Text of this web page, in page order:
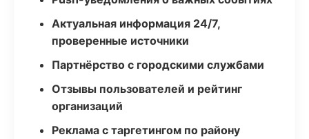
Актуальная информация 24/7,
проверенные источники
Партнёрство с городскими службами
Отзывы пользователей и рейтинг
организаций
Реклама с таргетингом по району